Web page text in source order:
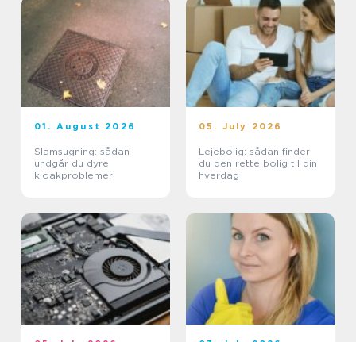
01. August 2026
Slamsugning: sådan
undgår du dyre
kloakproblemer
05. July 2026
Lejebolig: sådan finder
du den rette bolig til din
hverdag